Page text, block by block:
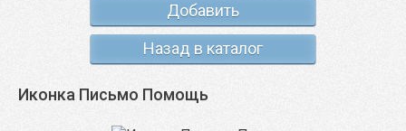
Добавить
Назад в каталог
Иконка Письмо Помощь